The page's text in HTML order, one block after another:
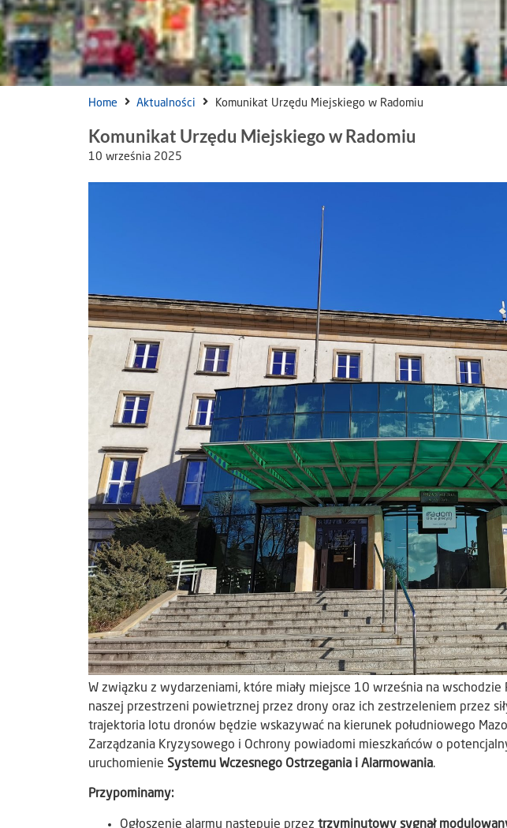
Home Aktualności Komunikat Urzędu Miejskiego w Radomiu
Komunikat Urzędu Miejskiego w Radomiu
10 września 2025
W związku z wydarzeniami, które miały miejsce 10 września na
naszej przestrzeni powietrznej przez drony oraz ich zestrzeleniem przez
trajektoria lotu dronów będzie wskazywać na kierunek południowego
Zarządzania Kryzysowego i Ochrony powiadomi mieszkańców o
uruchomienie Systemu Wczesnego Ostrzegania i Alarmowania.
Przypominamy:
Ogłoszenie alarmu następuje przez trzyminutowy sygnał